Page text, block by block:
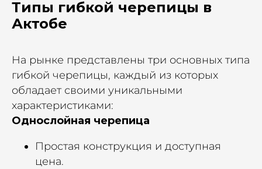
Типы гибкой черепицы в
Актобе
На рынке представлены три основных типа
гибкой черепицы, каждый из которых
обладает своими уникальными
характеристиками:
Однослойная черепица
Простая конструкция и доступная
цена.